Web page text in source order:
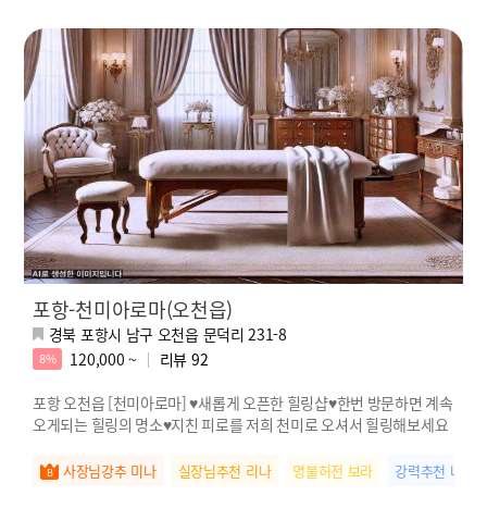
포항-천미아로마(오천읍)
경북 포항시 남구 오천읍 문덕리 231-8
8% 120,000 ~ 리뷰 92
포항 오천읍 [천미아로마] ♥새롭게 오픈한 힐링샵♥한번 방문하면 계속
오게되는 힐링의 명소♥지친 피로를 저희 천미로 오셔서 힐링해보세요
사장님강추 미나 실장님추천 리나 명불허전 보라 강력추천 나연